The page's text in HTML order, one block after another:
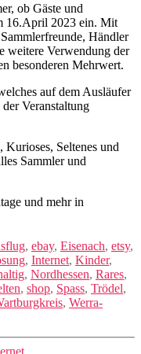
ob Gäste und
16.April 2023 ein. Mit
Händler
weitere Verwendung der
besonderen Mehrwert.
auf dem Ausläufer
Veranstaltung
Kurioses, Seltenes und
Sammler und
, ebay, Eisenach, etsy,
, Internet, Kinder,
, Nordhessen, Rares,
, shop, Spass, Trödel,
, Werra-